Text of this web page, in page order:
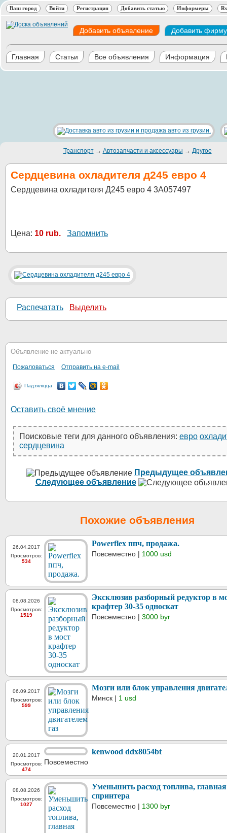
Ваш город Войти Регистрация Добавить статью Информеры
Добавить объявление Добавить фирму
Главная Статьи Все объявления Информация
Транспорт→ Автозапчасти и аксессуары → Другое
Сердцевина охладителя д245 евро 4
Сердцевина охладителя Д245 евро 4 3А057497
Цена: 10 rub. Запомнить
Распечатать Выделить
Объявление не актуально
Пожаловаться Отправить на e-mail
Падзяліцца
Оставить своё мнение
Поисковые теги для данного объявления: евро
сердцевина
Предыдущее
Следующее объявление
Похожие объявления
26.04.2017
Просмотров:
534
Powerflex ппч, продажа.
Повсеместно | 1000 usd
08.08.2026
Просмотров:
1519
Эксклюзив разборный редуктор в
крафтер 30-35 односкат
Повсеместно | 3000 byr
06.09.2017
Просмотров:
599
Мозги или блок управления
Минск | 1 usd
20.01.2017
Просмотров:
474
kenwood ddx8054bt
Повсеместно
08.08.2026
Просмотров:
1027
Уменьшить расход топлива, главная
спринтера
Повсеместно | 1300 byr